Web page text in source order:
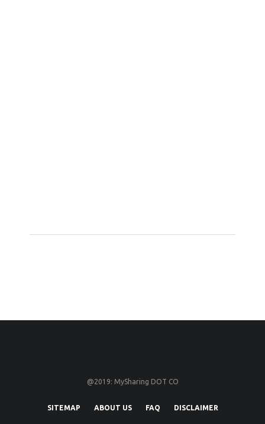
@2019: MySharing DOT CO
SITEMAP ABOUT US FAQ DISCLAIMER